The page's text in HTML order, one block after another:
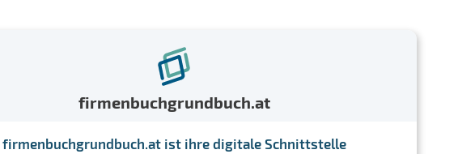
firmenbuchgrundbuch.at
firmenbuchgrundbuch.at ist ihre digitale Schnittstelle